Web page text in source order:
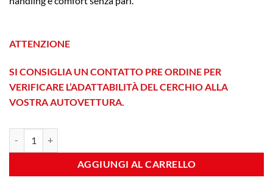
ATTENZIONE
SI CONSIGLIA UN CONTATTO PRE ORDINE PER
VERIFICARE L’ADATTABILITÀ DEL CERCHIO ALLA
VOSTRA AUTOVETTURA.
AGGIUNGI AL CARRELLO